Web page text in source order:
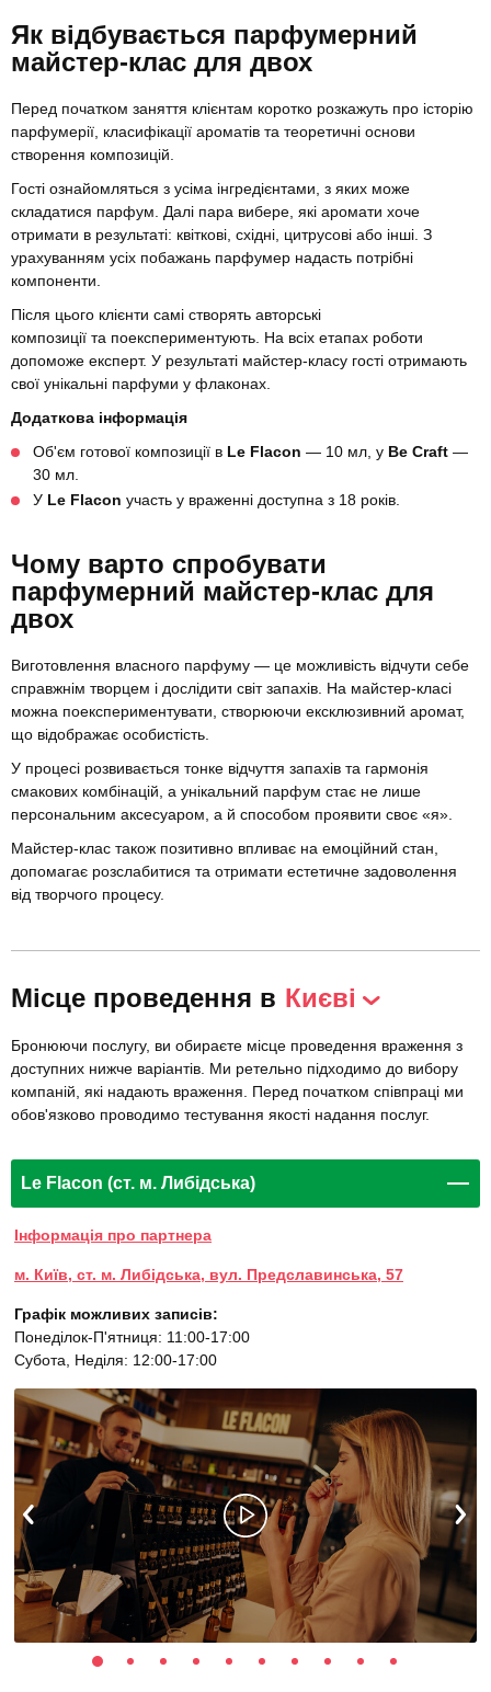
Як відбувається парфумерний
майстер-клас для двох
Перед початком заняття клієнтам коротко розкажуть про історію
парфумерії, класифікації ароматів та теоретичні основи
створення композицій.
Гості ознайомляться з усіма інгредієнтами, з яких може
складатися парфум. Далі пара вибере, які аромати хоче
отримати в результаті: квіткові, східні, цитрусові або інші. З
урахуванням усіх побажань парфумер надасть потрібні
компоненти.
Після цього клієнти самі створять авторські
композиції та поекспериментують. На всіх етапах роботи
допоможе експерт. У результаті майстер-класу гості отримають
свої унікальні парфуми у флаконах.
Додаткова інформація
Об'єм готової композиції в Le Flacon — 10 мл, у Be Craft —
30 мл.
У Le Flacon участь у враженні доступна з 18 років.
Чому варто спробувати
парфумерний майстер-клас для
двох
Виготовлення власного парфуму — це можливість відчути себе
справжнім творцем і дослідити світ запахів. На майстер-класі
можна поекспериментувати, створюючи ексклюзивний аромат,
що відображає особистість.
У процесі розвивається тонке відчуття запахів та гармонія
смакових комбінацій, а унікальний парфум стає не лише
персональним аксесуаром, а й способом проявити своє «я».
Майстер-клас також позитивно впливає на емоційний стан,
допомагає розслабитися та отримати естетичне задоволення
від творчого процесу.
Місце проведення в Києві
Бронюючи послугу, ви обираєте місце проведення враження з
доступних нижче варіантів. Ми ретельно підходимо до вибору
компаній, які надають враження. Перед початком співпраці ми
обов'язково проводимо тестування якості надання послуг.
Le Flacon (ст. м. Либідська)
Інформація про партнера
м. Київ, ст. м. Либідська, вул. Предславинська, 57
Графік можливих записів:
Понеділок-П'ятниця: 11:00-17:00
Субота, Неділя: 12:00-17:00